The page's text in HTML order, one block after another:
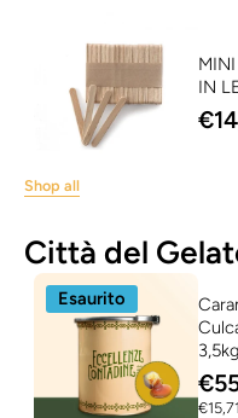
IN
Shop all
Città del
Esaurito
€15,71